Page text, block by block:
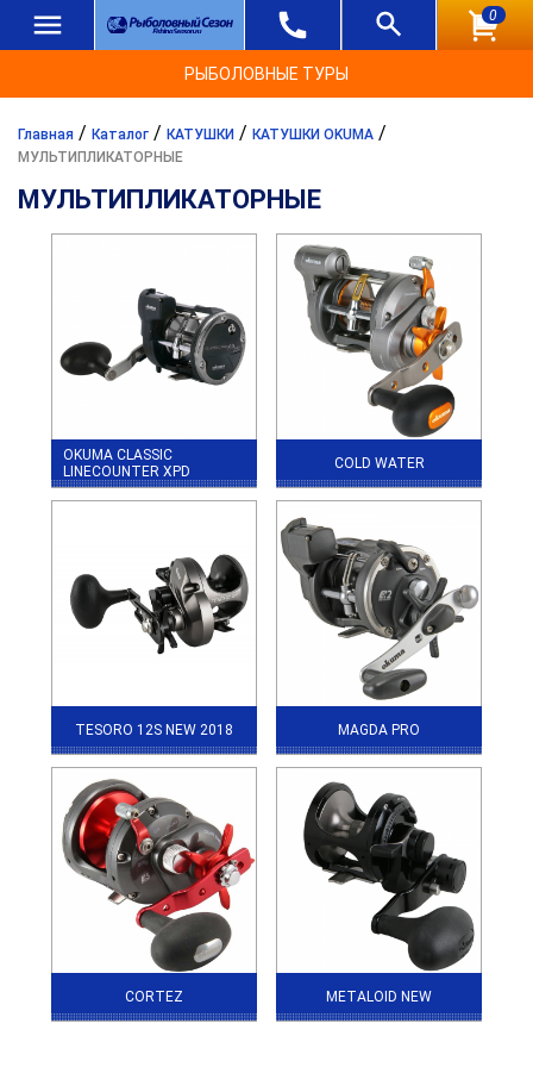
0
РЫБОЛОВНЫЕ ТУРЫ
Главная / Каталог / КАТУШКИ / КАТУШКИ OKUMA /
МУЛЬТИПЛИКАТОРНЫЕ
МУЛЬТИПЛИКАТОРНЫЕ
OKUMA CLASSIC
LINECOUNTER XPD
COLD WATER
TESORO 12S NEW 2018 MAGDA PRO
CORTEZ METALOID NEW